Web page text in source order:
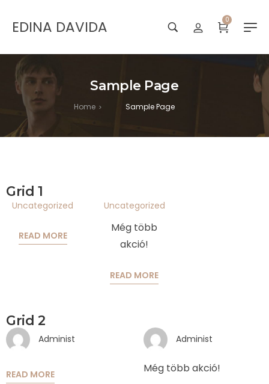
EDINA DAVIDA 0
Sample Page
Home > Sample Page
Grid 1
Uncategorized
READ MORE
Uncategorized
Még több
akció!
READ MORE
Grid 2
Administ
READ MORE
Administ
Még több akció!